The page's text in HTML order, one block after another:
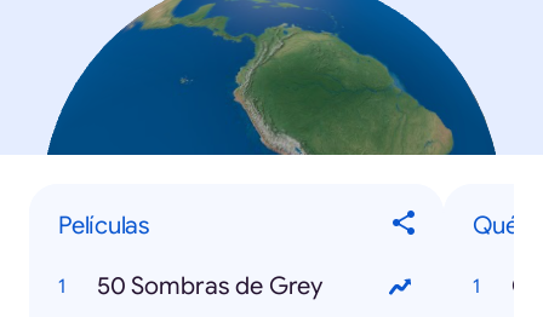
Películas
50 Sombras de Grey
Qué